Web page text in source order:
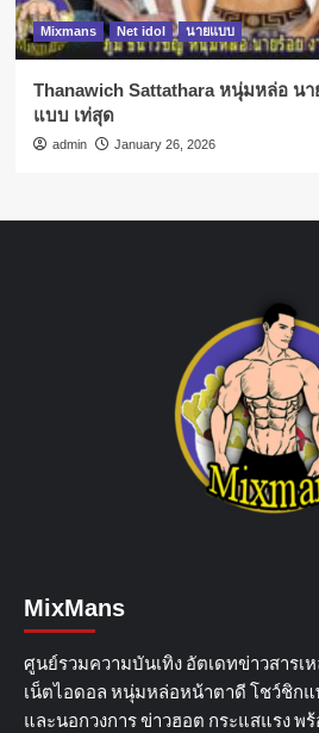
Mixmans Net idol นายแบบ
Thanawich Sattathara หนุ่มหล่อ นา
แบบ เท่สุด
admin January 26, 2026
MixMans
ศูนย์รวมความบันเทิง อัตเดทข่าวสารเ
เน็ตไอดอล หนุ่มหล่อหน้าตาดี โชว์ชิก
และนอกวงการ ข่าวฮอต กระแสแรง พ